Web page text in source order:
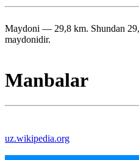
Maydoni — 29,8 km. Shundan
maydonidir.
Manbalar
uz.wikipedia.org